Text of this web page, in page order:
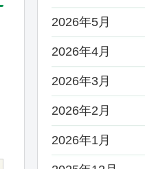
2026年5月
2026年4月
2026年3月
2026年2月
2026年1月